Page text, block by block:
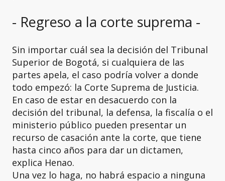
- Regreso a la corte suprema -
Sin importar cuál sea la decisión del Tribunal
Superior de Bogotá, si cualquiera de las
partes apela, el caso podría volver a donde
todo empezó: la Corte Suprema de Justicia.
En caso de estar en desacuerdo con la
decisión del tribunal, la defensa, la fiscalía o el
ministerio público pueden presentar un
recurso de casación ante la corte, que tiene
hasta cinco años para dar un dictamen,
explica Henao.
Una vez lo haga, no habrá espacio a ninguna